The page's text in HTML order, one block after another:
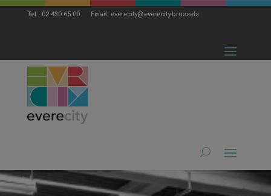
Tel : 02 430 65 00 Email: everecity@everecity.brussels
modal-check